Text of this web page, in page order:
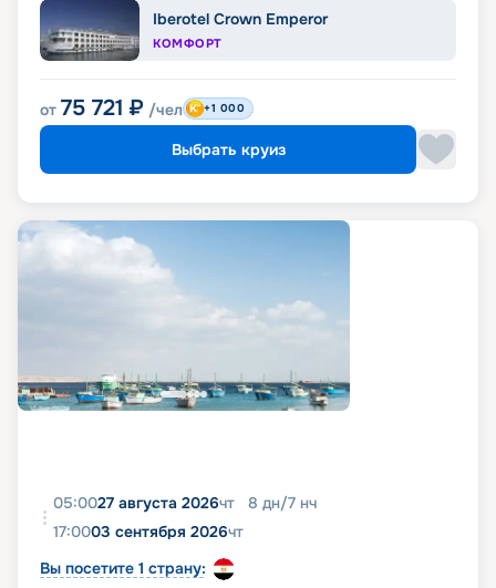
Iberotel Crown Emperor
КОМФОРТ
от 75 721 ₽ /чел +1 000
Выбрать круиз
05:0027 августа 2026чт 8 дн/7 нч
17:0003 сентября 2026чт
Вы посетите 1 страну: